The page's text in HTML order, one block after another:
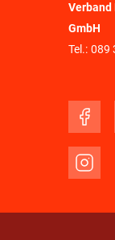
Verband
GmbH
Tel.: 089